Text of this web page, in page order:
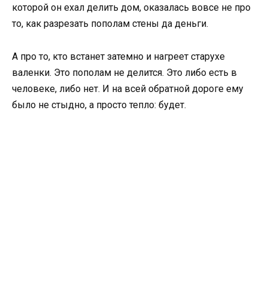
которой он ехал делить дом, оказалась вовсе не про
то, как разрезать пополам стены да деньги.
А про то, кто встанет затемно и нагреет старухе
валенки. Это пополам не делится. Это либо есть в
человеке, либо нет. И на всей обратной дороге ему
было не стыдно, а просто тепло: будет.